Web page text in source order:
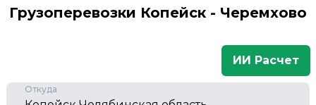
Грузоперевозки Копейск - Черемхово
ИИ Расчет
Откуда